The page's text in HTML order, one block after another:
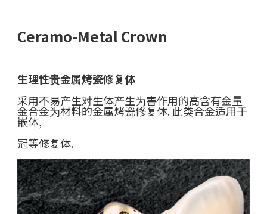
Ceramo-Metal Crown
￣￣￣￣￣￣￣￣￣￣￣￣￣￣￣￣￣￣
生理性贵金属烤瓷修复体
采用不易产生对生体产生为害作用的高含有金量
金合金为材料的金属烤瓷修复体. 此类合金适用于
嵌体,
冠等修复体.